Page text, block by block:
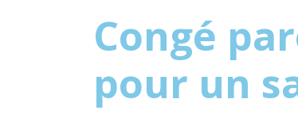
Congé
pour un